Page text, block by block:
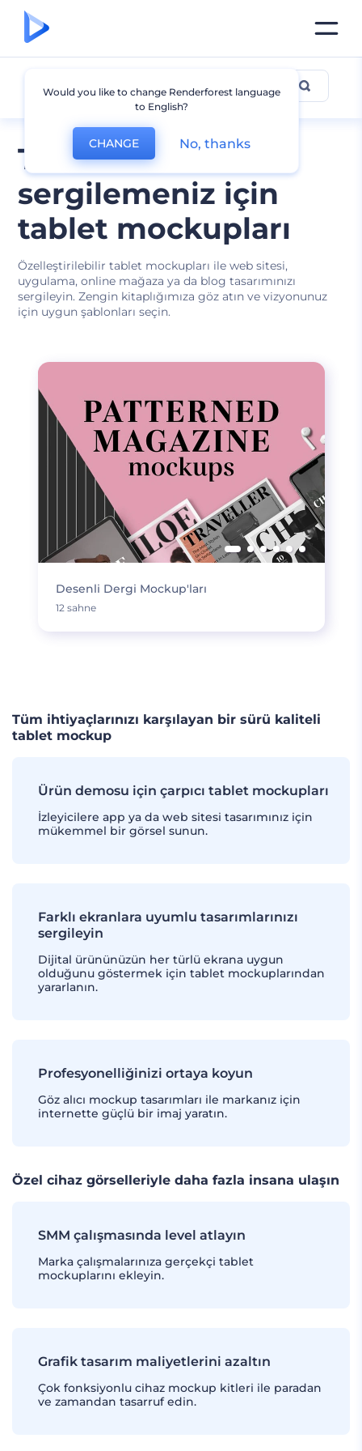
Tasarımlarınızı
sergilemeniz için
tablet mockupları
Özelleştirilebilir tablet mockupları ile web sitesi,
uygulama, online mağaza ya da blog tasarımınızı
sergileyin. Zengin kitaplığımıza göz atın ve vizyonunuz
için uygun şablonları seçin.
Tablet Mockup
Desenli Dergi Mockup'ları
12 sahne
Tüm ihtiyaçlarınızı karşılayan bir sürü kaliteli
tablet mockup
Ürün demosu için çarpıcı tablet mockupları
İzleyicilere app ya da web sitesi tasarımınız için
mükemmel bir görsel sunun.
Farklı ekranlara uyumlu tasarımlarınızı
sergileyin
Dijital ürününüzün her türlü ekrana uygun
olduğunu göstermek için tablet mockuplarından
yararlanın.
Profesyonelliğinizi ortaya koyun
Göz alıcı mockup tasarımları ile markanız için
internette güçlü bir imaj yaratın.
Özel cihaz görselleriyle daha fazla insana ulaşın
SMM çalışmasında level atlayın
Marka çalışmalarınıza gerçekçi tablet
mockuplarını ekleyin.
Grafik tasarım maliyetlerini azaltın
Çok fonksiyonlu cihaz mockup kitleri ile paradan
ve zamandan tasarruf edin.
Would you like to change Renderforest language
to English?
CHANGE No, thanks